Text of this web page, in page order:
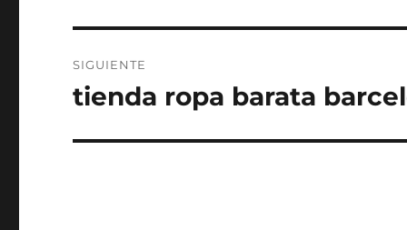
SIGUIENTE
Entrada
tienda ropa barata